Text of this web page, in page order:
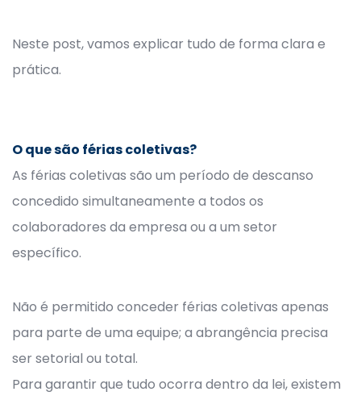
Neste post, vamos explicar tudo de forma clara e
prática.
O que são férias coletivas?
As férias coletivas são um período de descanso
concedido simultaneamente a todos os
colaboradores da empresa ou a um setor
específico.
Não é permitido conceder férias coletivas apenas
para parte de uma equipe; a abrangência precisa
ser setorial ou total.
Para garantir que tudo ocorra dentro da lei, existem